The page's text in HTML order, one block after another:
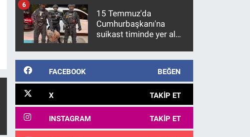
15 Temmuz'da
Cumhurbaşkanı'na
suikast timinde yer alan
10 yıl sonra yakalandı
6
FACEBOOK BEĞEN
X TAKIP ET
INSTAGRAM TAKIP ET